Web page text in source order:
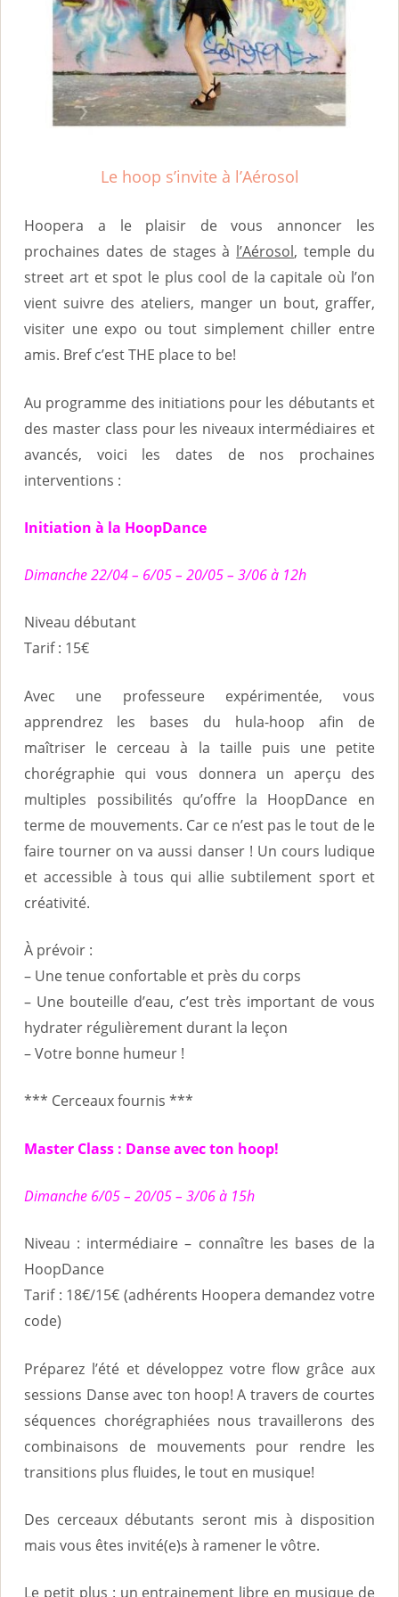
Le hoop s’invite à l’Aérosol
Hoopera a le plaisir de vous annoncer les
prochaines dates de stages à l’Aérosol, temple du
street art et spot le plus cool de la capitale où l’on
vient suivre des ateliers, manger un bout, graffer,
visiter une expo ou tout simplement chiller entre
amis. Bref c’est THE place to be!
Au programme des initiations pour les débutants et
des master class pour les niveaux intermédiaires et
avancés, voici les dates de nos prochaines
interventions :
Initiation à la HoopDance
Dimanche 22/04 – 6/05 – 20/05 – 3/06 à 12h
Niveau débutant
Tarif : 15€
Avec une professeure expérimentée, vous
apprendrez les bases du hula-hoop afin de
maîtriser le cerceau à la taille puis une petite
chorégraphie qui vous donnera un aperçu des
multiples possibilités qu’offre la HoopDance en
terme de mouvements. Car ce n’est pas le tout de le
faire tourner on va aussi danser ! Un cours ludique
et accessible à tous qui allie subtilement sport et
créativité.
À prévoir :
– Une tenue confortable et près du corps
– Une bouteille d’eau, c’est très important de vous
hydrater régulièrement durant la leçon
– Votre bonne humeur !
*** Cerceaux fournis ***
Master Class : Danse avec ton hoop!
Dimanche 6/05 – 20/05 – 3/06 à 15h
Niveau : intermédiaire – connaître les bases de la
HoopDance
Tarif : 18€/15€ (adhérents Hoopera demandez votre
code)
Préparez l’été et développez votre flow grâce aux
sessions Danse avec ton hoop! A travers de courtes
séquences chorégraphiées nous travaillerons des
combinaisons de mouvements pour rendre les
transitions plus fluides, le tout en musique!
Des cerceaux débutants seront mis à disposition
mais vous êtes invité(e)s à ramener le vôtre.
Le petit plus : un entrainement libre en musique de